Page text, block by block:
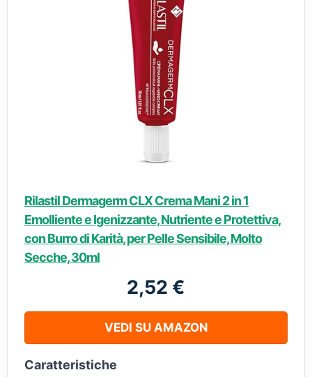
Rilastil Dermagerm CLX Crema Mani 2 in 1
Emolliente e Igenizzante, Nutriente e Protettiva,
con Burro di Karità, per Pelle Sensibile, Molto
Secche, 30ml
2,52 €
VEDI SU AMAZON
Caratteristiche